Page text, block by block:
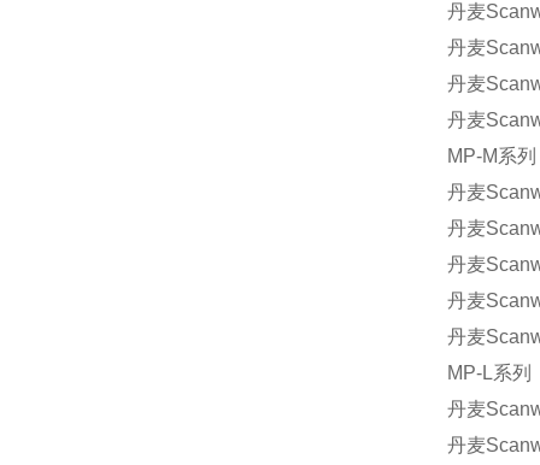
丹麦
丹麦
丹麦
丹麦
MP-M系列
丹麦
丹麦
丹麦
丹麦
丹麦
MP-L系列
丹麦
丹麦